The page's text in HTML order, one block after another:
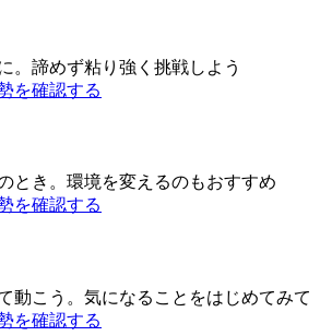
。諦めず粘り強く挑戦しよう
を確認する
とき。環境を変えるのもおすすめ
を確認する
動こう。気になることをはじめてみて
を確認する